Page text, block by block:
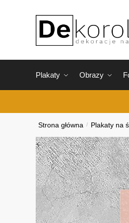
Plakaty Obrazy
Strona główna / Plakaty na